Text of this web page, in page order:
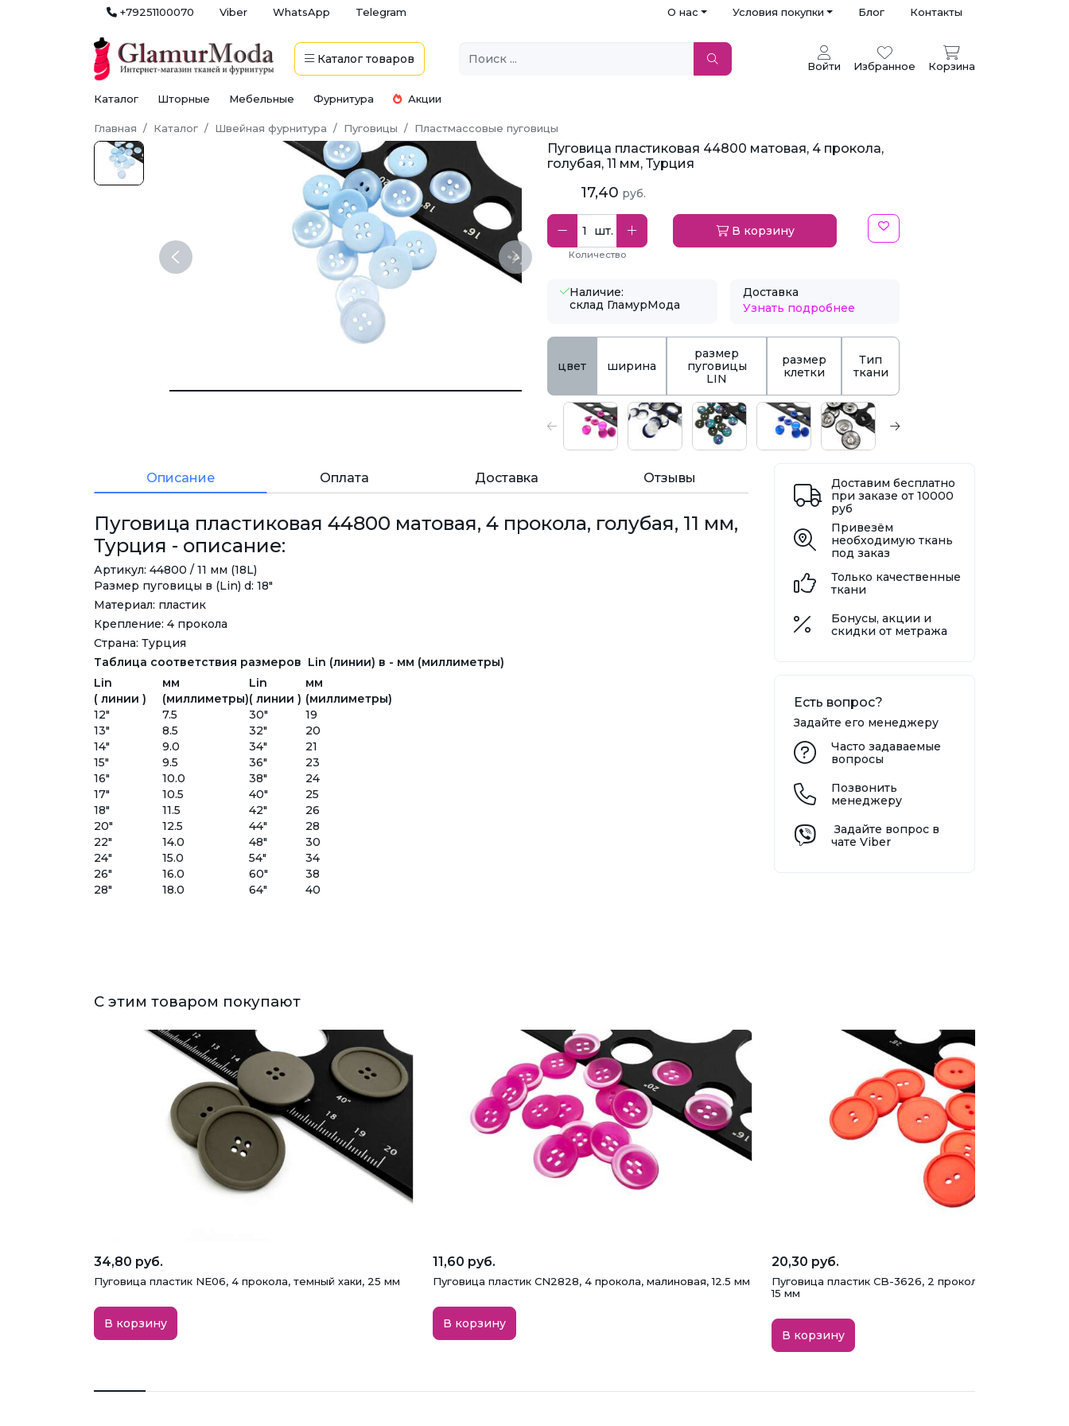
+79251100070 Viber WhatsApp Telegram О нас Условия покупки Блог Контакты
Каталог товаров Войти Избранное Корзина
Каталог Шторные Мебельные Фурнитура Акции
Главная Каталог Швейная фурнитура Пуговицы Пластмассовые пуговицы
Previous Next
Пуговица пластиковая 44800 матовая, 4 прокола,
голубая, 11 мм, Турция
17,40 руб.
шт.
Количество
В корзину
Наличие:
склад ГламурМода
Доставка
Узнать подробнее
цвет ширина
размер
пуговицы
LIN
размер
клетки
Тип
ткани
Описание Оплата Доставка Отзывы
Пуговица пластиковая 44800 матовая, 4 прокола, голубая, 11 мм,
Турция - описание:
Артикул: 44800 / 11 мм (18L)
Размер пуговицы в (Lin) d: 18"
Материал: пластик
Крепление: 4 прокола
Страна: Турция
Таблица соответствия размеров Lin (линии) в - мм (миллиметры)
Lin
мм Lin
мм
( линии )
(миллиметры)( линии ) (миллиметры)
12"
7.5 30"
19
13"
8.5 32"
20
14"
9.0 34"
21
15"
9.5 36"
23
16"
10.0 38"
24
17"
10.5 40"
25
18"
11.5 42"
26
20"
12.5 44"
28
22"
14.0 48"
30
24"
15.0 54"
34
26"
16.0 60"
38
28"
18.0 64" 40
Доставим бесплатно
при заказе от 10000
руб
Привезём
необходимую ткань
под заказ
Только качественные
ткани
Бонусы, акции и
скидки от метража
Есть вопрос?
Задайте его менеджеру
Часто задаваемые
вопросы
Позвонить
менеджеру
Задайте вопрос в
чате Viber
С этим товаром покупают
34,80 руб.
Пуговица пластик NE06, 4 прокола, темный хаки, 25 мм
В корзину
11,60 руб.
Пуговица пластик CN2828, 4 прокола, малиновая, 12.5 мм
В корзину
20,30 руб.
Пуговица пластик CB-3626, 2 прокола, светло-
15 мм
В корзину